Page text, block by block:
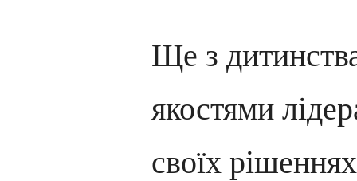
Ще з
якостями
своїх